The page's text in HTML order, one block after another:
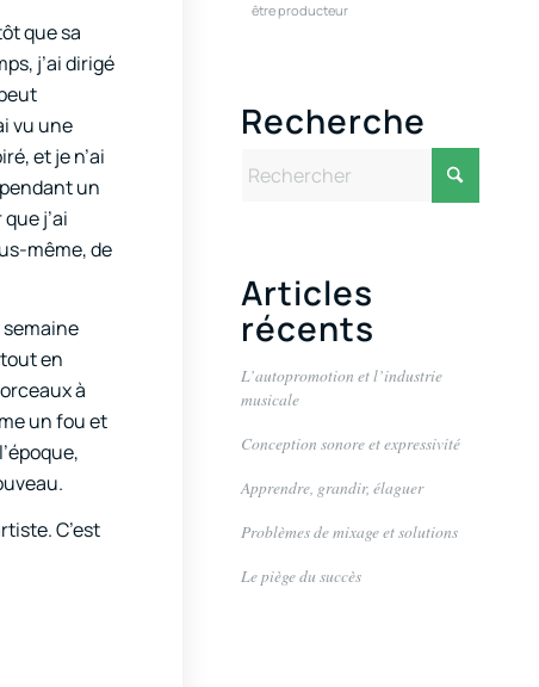
que sa
j’ai dirigé
vu une
et je n’ai
un
j’ai
même, de
semaine
en
à
un fou et
C’est
être producteur
Recherche
Articles
récents
L’autopromotion et l’industrie
musicale
Conception sonore et expressivité
Apprendre, grandir, élaguer
Problèmes de mixage et solutions
Le piège du succès